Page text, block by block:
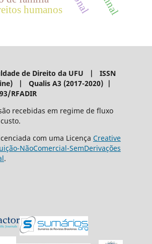
humanos
de Direito da UFU | ISSN
| Qualis A3 (2017-2020) |
RFADIR
recebidas em regime de fluxo
com uma Licença Creative
NãoComercial-SemDerivações
.